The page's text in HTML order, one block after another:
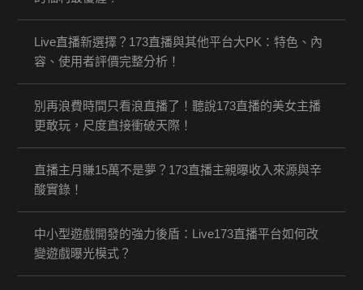
Live直播新選擇？173直播與其他平台大PK：特色、內
容、使用者評價完整分析！
別再浪費時間只看浪直播了！聽說173直播的美女主播
更敢玩，尺度直接衝破天際！
直播主月賺15萬不是夢？173直播主親曝收入來源與辛
酸實錄！
中小型遊戲開發的強力後盾：Live173直播平台如何改
變遊戲曝光模式？